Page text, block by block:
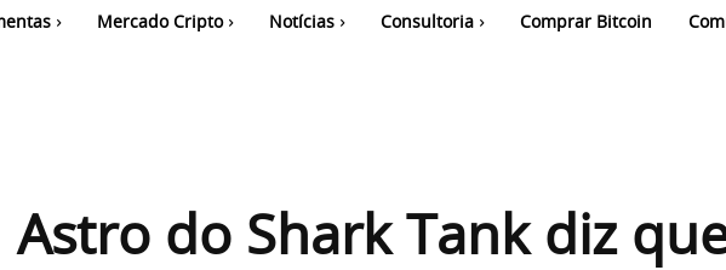
Mercado Cripto Notícias Consultoria Comprar Bitcoin
Astro do Shark Tank diz